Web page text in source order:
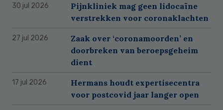
30 jul 2026
Pijnkliniek mag geen lidocaïne
verstrekken voor coronaklachten
27 jul 2026
Zaak over ‘coronamoorden’ en
doorbreken van beroepsgeheim
dient
17 jul 2026
Hermans houdt expertisecentra
voor postcovid jaar langer open